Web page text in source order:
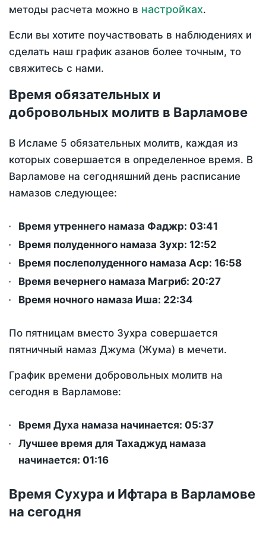
методы расчета можно в настройках.
Если вы хотите поучаствовать в наблюдениях и
сделать наш график азанов более точным, то
свяжитесь с нами.
Время обязательных и
добровольных молитв в Варламове
В Исламе 5 обязательных молитв, каждая из
которых совершается в определенное время. В
Варламове на сегодняшний день расписание
намазов следующее:
Время утреннего намаза Фаджр: 03:41
Время полуденного намаза Зухр: 12:52
Время послеполуденного намаза Аср: 16:58
Время вечернего намаза Магриб: 20:27
Время ночного намаза Иша: 22:34
По пятницам вместо Зухра совершается
пятничный намаз Джума (Жума) в мечети.
График времени добровольных молитв на
сегодня в Варламове:
Время Духа намаза начинается: 05:37
Лучшее время для Тахаджуд намаза
начинается: 01:16
Время Сухура и Ифтара в Варламове
на сегодня